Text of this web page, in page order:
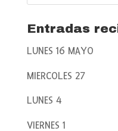
Entradas
LUNES 16 MAYO
MIERCOLES 27
LUNES 4
VIERNES 1